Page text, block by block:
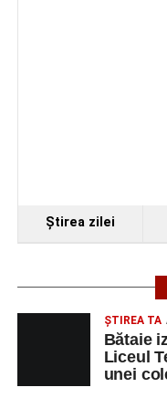
Ştirea zilei
ŞTIREA TA
Bătaie
Liceul
unei